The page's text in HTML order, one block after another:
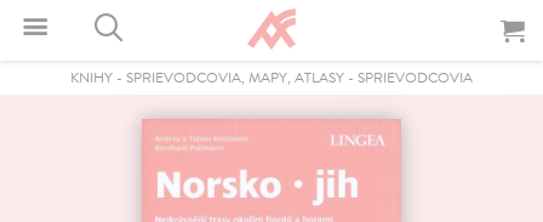
KNIHY - SPRIEVODCOVIA, MAPY, ATLASY - SPRIEVODCOVIA